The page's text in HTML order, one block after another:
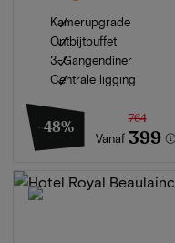
Kamerupgrade
Ontbijtbuffet
3-Gangendiner
Centrale ligging
-48%
Vanaf
764
399